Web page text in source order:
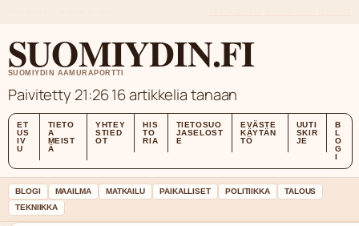
SUOMIYDIN.FI
SUOMIYDIN AAMURAPORTTI
Paivitetty 21:2616 artikkelia tanaan
ET
US
IV
U
TIETO
A
MEIST
Ä
YHTEY
STIED
OT
HIS
TO
RIA
TIETOSUO
JASELOST
E
EVÄSTE
KÄYTÄN
TÖ
UUTI
SKIR
JE
B
L
O
G
I
BLOGI MAAILMA MATKAILU PAIKALLISET POLITIIKKA
TALOUS
TEKNIIKKA